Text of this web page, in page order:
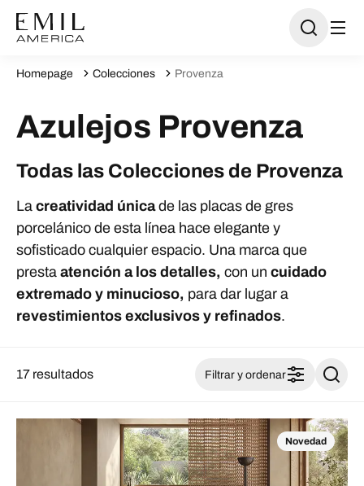
Homepage Colecciones Provenza
Azulejos Provenza
Todas las Colecciones de Provenza
La creatividad únicade las placas de gres
porcelánico de esta línea hace elegante y
sofisticado cualquier espacio. Una marca que
presta atención a los detalles, con un cuidado
extremado y minucioso, para dar lugar a
revestimientos exclusivos y refinados.
17 resultados Filtrar y ordenar
Novedad